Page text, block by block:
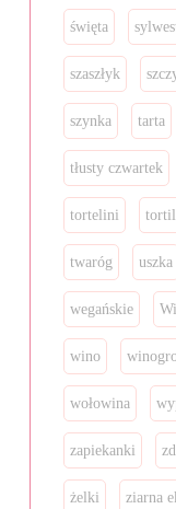
święta
szaszłyk
szynka tarta
tłusty czwartek
tortelini
twaróg uszka
wegańskie
wino
wołowina
zapiekanki
żelki ziarna